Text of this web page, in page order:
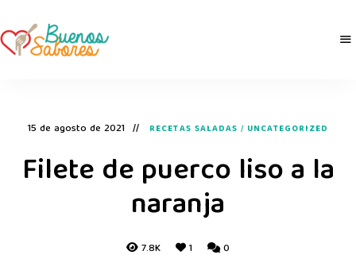
15 de agosto de 2021 RECETAS SALADAS / UNCATEGORIZED
Filete de puerco liso a la
naranja
7.8K 1 0